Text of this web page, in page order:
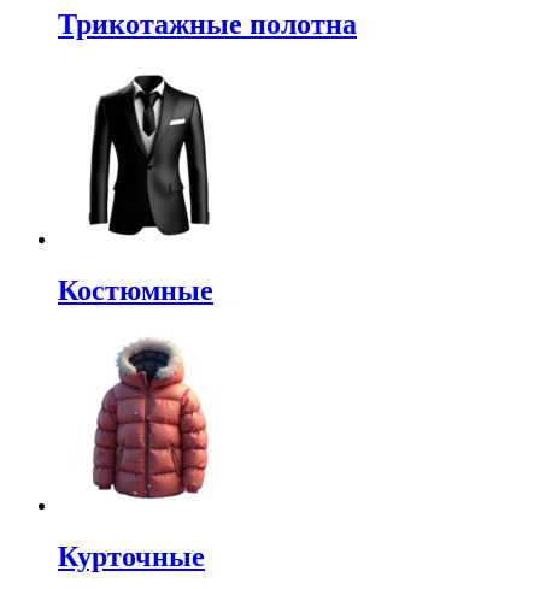
Трикотажные полотна
Костюмные
Курточные